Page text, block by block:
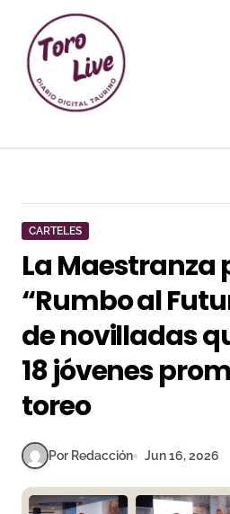
contenido
CARTELES
La Maestranza
“Rumbo al
de novilladas
18 jóvenes
toreo
Por Redacción Jun 16, 2026